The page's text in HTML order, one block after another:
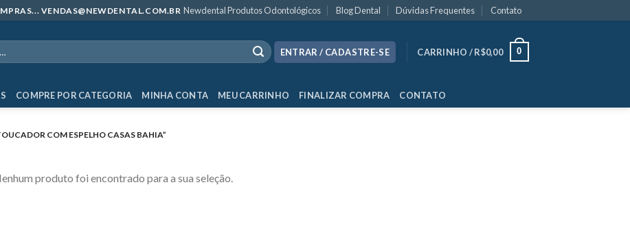
VENDAS@NEWDENTAL.COM.BR Newdental Produtos Odontológicos Blog Dental Dúvidas Frequentes Contato
ENTRAR / CADASTRE-SE CARRINHO /R$0,00 0
COMPRE POR CATEGORIA MINHA CONTA MEU CARRINHO FINALIZAR COMPRA CONTATO
COM ESPELHO CASAS BAHIA”
produto foi encontrado para a sua seleção.